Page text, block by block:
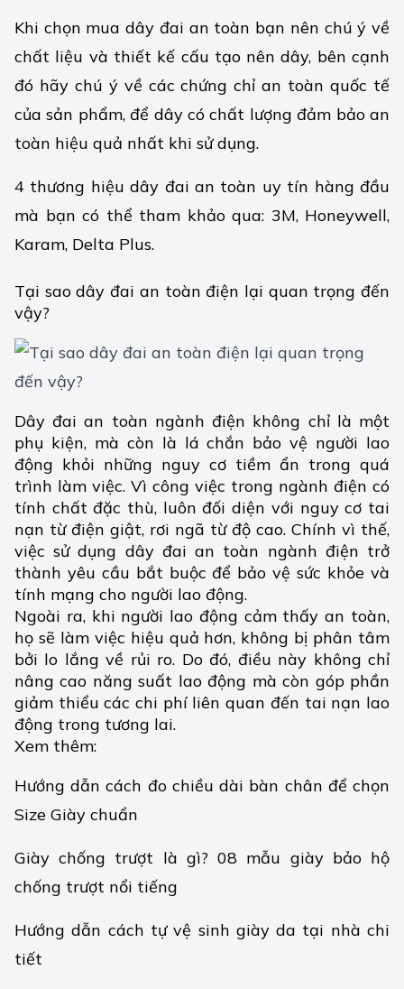
Khi chọn mua dây đai an toàn bạn nên chú ý về
chất liệu và thiết kế cấu tạo nên dây, bên cạnh
đó hãy chú ý về các chứng chỉ an toàn quốc tế
của sản phẩm, để dây có chất lượng đảm bảo an
toàn hiệu quả nhất khi sử dụng.
4 thương hiệu dây đai an toàn uy tín hàng đầu
mà bạn có thể tham khảo qua: 3M, Honeywell,
Karam, Delta Plus.
Tại sao dây đai an toàn điện lại quan trọng đến
vậy?
Dây đai an toàn ngành điện không chỉ là một
phụ kiện, mà còn là lá chắn bảo vệ người lao
động khỏi những nguy cơ tiềm ẩn trong quá
trình làm việc. Vì công việc trong ngành điện có
tính chất đặc thù, luôn đối diện với nguy cơ tai
nạn từ điện giật, rơi ngã từ độ cao. Chính vì thế,
việc sử dụng dây đai an toàn ngành điện trở
thành yêu cầu bắt buộc để bảo vệ sức khỏe và
tính mạng cho người lao động.
Ngoài ra, khi người lao động cảm thấy an toàn,
họ sẽ làm việc hiệu quả hơn, không bị phân tâm
bởi lo lắng về rủi ro. Do đó, điều này không chỉ
nâng cao năng suất lao động mà còn góp phần
giảm thiểu các chi phí liên quan đến tai nạn lao
động trong tương lai.
Xem thêm:
Hướng dẫn cách đo chiều dài bàn chân để chọn
Size Giày chuẩn
Giày chống trượt là gì? 08 mẫu giày bảo hộ
chống trượt nổi tiếng
Hướng dẫn cách tự vệ sinh giày da tại nhà chi
tiết